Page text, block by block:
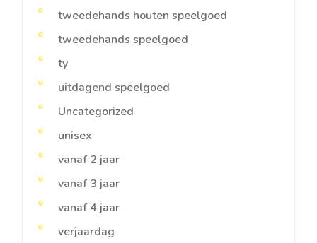
tweedehands houten speelgoed
tweedehands speelgoed
ty
uitdagend speelgoed
Uncategorized
unisex
vanaf 2 jaar
vanaf 3 jaar
vanaf 4 jaar
verjaardag